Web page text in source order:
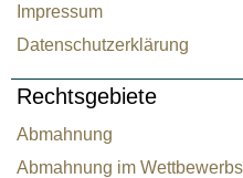
Impressum
Datenschutzerklärung
Rechtsgebiete
Abmahnung
Abmahnung im